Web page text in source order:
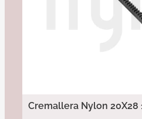
Cremallera Nylon 20X28